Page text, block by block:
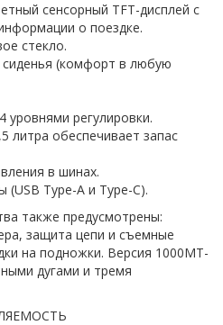
сенсорный TFT-дисплей с
о поездке.
стекло.
сиденья (комфорт в любую
уровнями регулировки.
литра обеспечивает запас
в шинах.
(USB Type-A и Type-C).
также предусмотрены:
защита цепи и съемные
на подножки. Версия 1000MT-
дугами и тремя